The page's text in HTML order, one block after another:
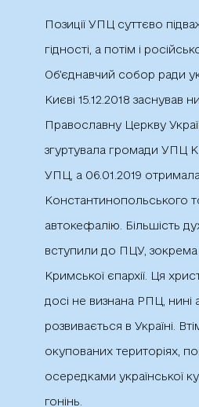
Позиції УПЦ суттєво
гідності, а потім і
Об’єднавчий собор ради
Києві 15.12.2018 заснував
Православну Церкву
згуртувала громади УПЦ
УПЦ, а 06.01.2019 отримала
Константинопольського
автокефалію. Більшість
вступили до ПЦУ, зокрема
Кримської єпархії. Ця
досі не визнана РПЦ, нині
розвивається в Україні.
окупованих територіях,
осередками української
гонінь.